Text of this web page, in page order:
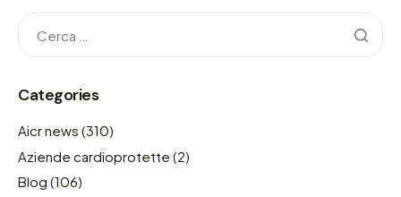
Categories
Aicr news (310)
Aziende cardioprotette (2)
Blog (106)